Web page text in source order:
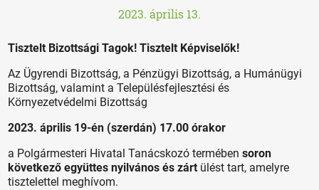
2023. április 13.
Tisztelt Bizottsági Tagok! Tisztelt Képviselők!
Az Ügyrendi Bizottság, a Pénzügyi Bizottság, a Humánügyi
Bizottság, valamint a Településfejlesztési és
Környezetvédelmi Bizottság
2023. április 19-én (szerdán) 17.00 órakor
a Polgármesteri Hivatal Tanácskozó termébensoron
következő együttes nyilvános és zárt ülést tart, amelyre
tisztelettel meghívom.